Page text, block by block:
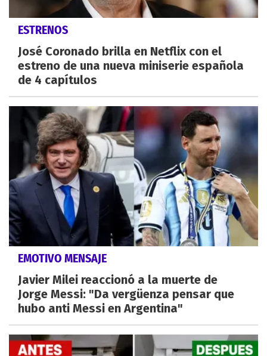
ESTRENOS
José Coronado brilla en Netflix con el
estreno de una nueva miniserie española
de 4 capítulos
EMOTIVO MENSAJE
Javier Milei reaccionó a la muerte de
Jorge Messi: "Da vergüenza pensar que
hubo anti Messi en Argentina"